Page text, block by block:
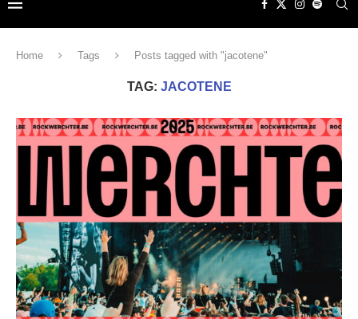
Home Tags Posts tagged with "jacotene"
TAG: JACOTENE